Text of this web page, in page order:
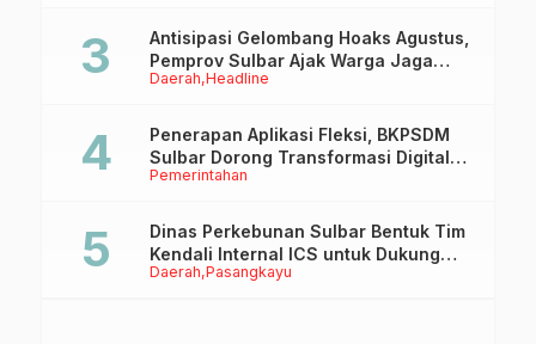
Daerah Headline
Antisipasi Gelombang Hoaks Agustus,
Pemprov Sulbar Ajak Warga Jaga
Ruang Digital
Pemerintahan
Penerapan Aplikasi Fleksi, BKPSDM
Sulbar Dorong Transformasi Digital
Sistem Kehadiran ASN
Daerah Pasangkayu
Dinas Perkebunan Sulbar Bentuk Tim
Kendali Internal ICS untuk Dukung
Sertifikasi ISPO Pekebun di